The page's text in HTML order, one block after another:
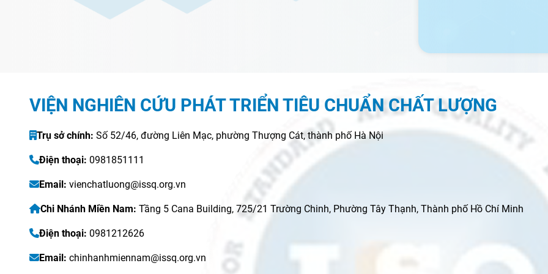
VIỆN NGHIÊN CỨU PHÁT TRIỂN TIÊU CHUẨN CHẤT LƯỢNG
Trụ sở chính: Số 52/46, đường Liên Mạc, phường Thượng Cát, thành phố Hà Nội
Điện thoại: 0981851111
Email: vienchatluong@issq.org.vn
Chi Nhánh Miền Nam: Tầng 5 Cana Building, 725/21 Trường Chinh, Phường Tây Thạnh, Thành phố Hồ Chí Minh
Điện thoại: 0981212626
Email: chinhanhmiennam@issq.org.vn